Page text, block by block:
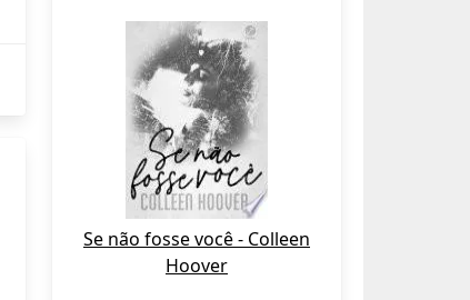
Se não fosse você - Colleen
Hoover